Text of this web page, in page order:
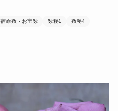
宿命数・お宝数 数秘1
数秘4